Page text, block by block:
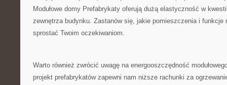
Modułowe domy ​Prefabrykaty ⁢oferują dużą elastyczność w
zewnętrza budynku. Zastanów się, ⁣jakie pomieszczenia i funkcje​
sprostać Twoim oczekiwaniom.
Warto również zwrócić uwagę na energooszczędność
projekt prefabrykatów zapewni nam niższe rachunki za